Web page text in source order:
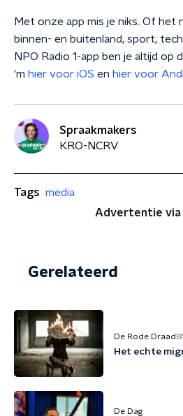
Met onze app mis je niks. Of het
binnen- en buitenland, sport,
NPO Radio 1-app ben je altijd op
'm hier voor iOS en hier voor
Spraakmakers
KRO-NCRV
Tags media
Advertentie via
Gerelateerd
De Rode Draad
Het echte
De Dag